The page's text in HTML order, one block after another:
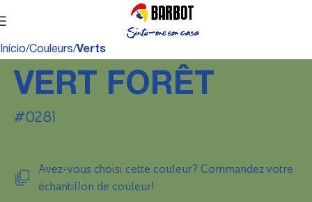
Início Couleurs Verts
VERT FORÊT
#0281
Avez-vous choisi cette couleur? Commandez votre
échantillon de couleur!